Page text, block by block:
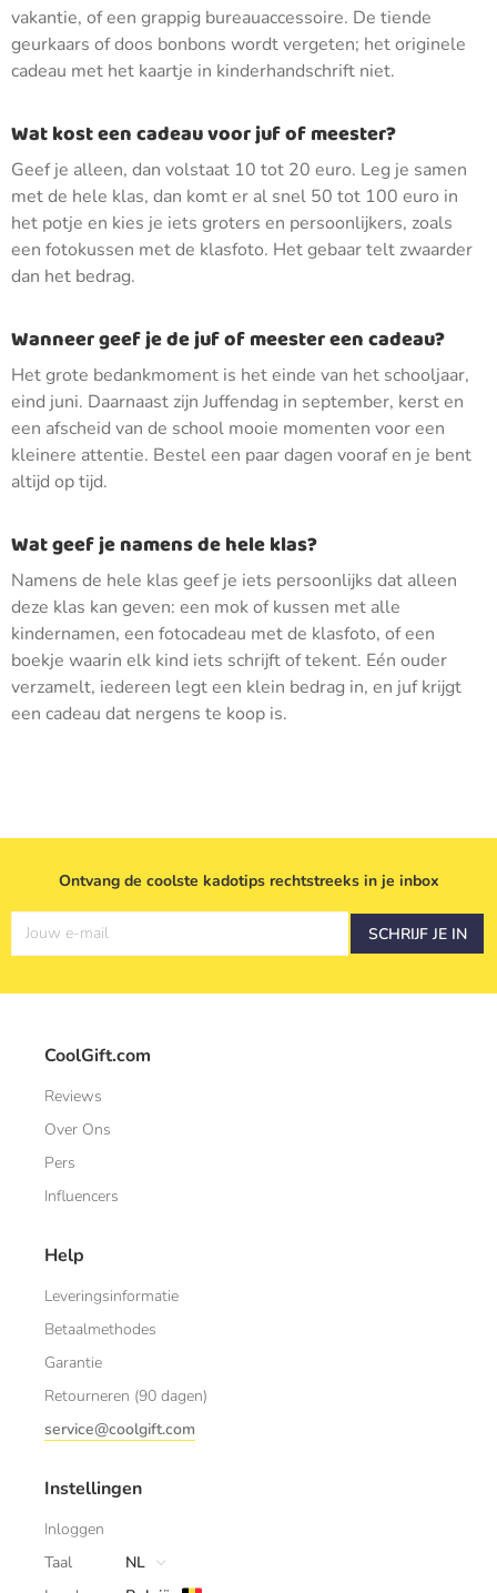
vakantie, of een grappig bureauaccessoire. De tiende
geurkaars of doos bonbons wordt vergeten; het originele
cadeau met het kaartje in kinderhandschrift niet.
Wat kost een cadeau voor juf of meester?
Geef je alleen, dan volstaat 10 tot 20 euro. Leg je samen
met de hele klas, dan komt er al snel 50 tot 100 euro in
het potje en kies je iets groters en persoonlijkers, zoals
een fotokussen met de klasfoto. Het gebaar telt zwaarder
dan het bedrag.
Wanneer geef je de juf of meester een cadeau?
Het grote bedankmoment is het einde van het schooljaar,
eind juni. Daarnaast zijn Juffendag in september, kerst en
een afscheid van de school mooie momenten voor een
kleinere attentie. Bestel een paar dagen vooraf en je bent
altijd op tijd.
Wat geef je namens de hele klas?
Namens de hele klas geef je iets persoonlijks dat alleen
deze klas kan geven: een mok of kussen met alle
kindernamen, een fotocadeau met de klasfoto, of een
boekje waarin elk kind iets schrijft of tekent. Eén ouder
verzamelt, iedereen legt een klein bedrag in, en juf krijgt
een cadeau dat nergens te koop is.
Ontvang de coolste kadotips rechtstreeks in je inbox
Jouw e-mail SCHRIJF JE IN
CoolGift.com
Reviews
Over Ons
Pers
Influencers
Help
Leveringsinformatie
Betaalmethodes
Garantie
Retourneren (90 dagen)
service@coolgift.com
Instellingen
Inloggen
Taal
NL